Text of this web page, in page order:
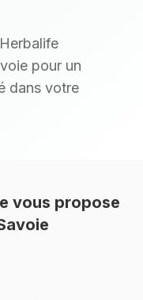
pour un
dans votre
vous propose